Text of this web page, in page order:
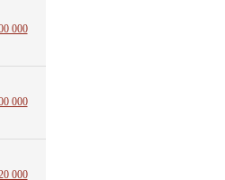
000
000
000